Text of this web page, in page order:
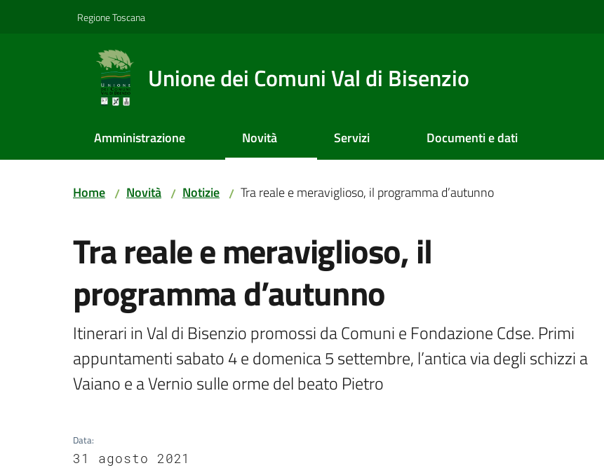
Regione Toscana
Unione dei Comuni Val di Bisenzio
Amministrazione Novità Servizi Documenti e dati
Home / Novità / Notizie / Tra reale e meraviglioso, il programma d’autunno
Tra reale e meraviglioso, il
programma d’autunno
Itinerari in Val di Bisenzio promossi da Comuni e Fondazione Cdse. Primi
appuntamenti sabato 4 e domenica 5 settembre, l’antica via degli schizzi a
Vaiano e a Vernio sulle orme del beato Pietro
Data:
31 agosto 2021